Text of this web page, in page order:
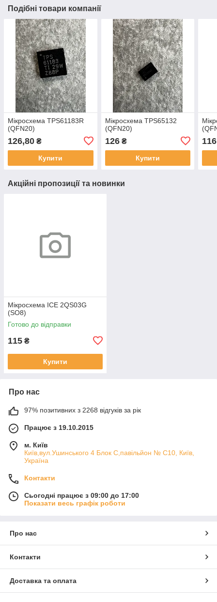
Подібні товари компанії
Мікросхема TPS61183R
(QFN20)
126,80 ₴
Купити
Мікросхема TPS65132
(QFN20)
126₴
Купити
Акційні пропозиції та новинки
Мікросхема ICE 2QS03G
(SO8)
Готово до відправки
115 ₴
Купити
Про нас
97% позитивних з 2268 відгуків за рік
Працює з 19.10.2015
м. Київ
Київ,вул.Ушинського 4 Блок С,павільйон № С10, Київ,
Україна
Контакти
Сьогодні працює з 09:00 до 17:00
Показати весь графік роботи
Про нас
Контакти
Доставка та оплата